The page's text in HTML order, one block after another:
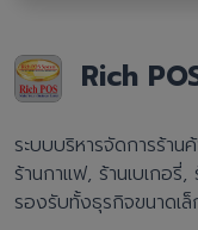
Rich
ระบบบริหารจัดการร้าน
ร้านกาแฟ, ร้านเบเกอรี่
รองรับทั้งธุรกิจขนาดเ